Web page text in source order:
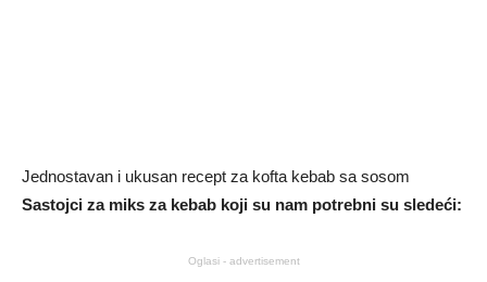
Jednostavan i ukusan recept za kofta kebab sa sosom
Sastojci za miks za kebab koji su nam potrebni su sledeći:
Oglasi - advertisement